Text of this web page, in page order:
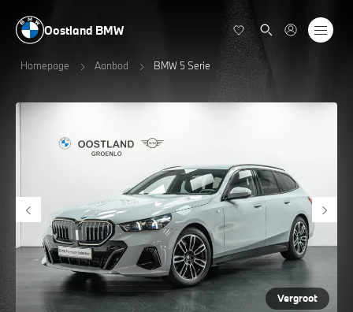
Oostland BMW
Homepage Aanbod BMW 5 Serie
Vergroot